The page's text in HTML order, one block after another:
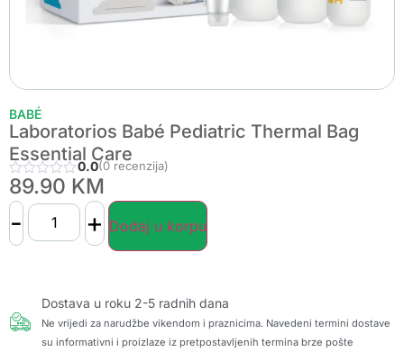
BABÉ
Laboratorios Babé Pediatric Thermal Bag
Essential Care
0.0(0 recenzija)
89.90 KM
- + Dodaj u korpu
Dostava u roku 2-5 radnih dana
Ne vrijedi za narudžbe vikendom i praznicima. Navedeni termini dostave
su informativni i proizlaze iz pretpostavljenih termina brze pošte